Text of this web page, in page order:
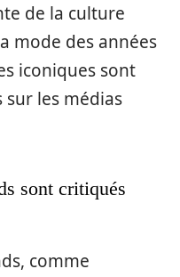
de la culture
mode des années
iconiques sont
les médias
sont critiqués
comme